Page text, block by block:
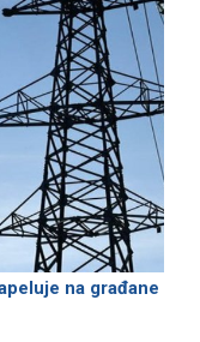
na građane